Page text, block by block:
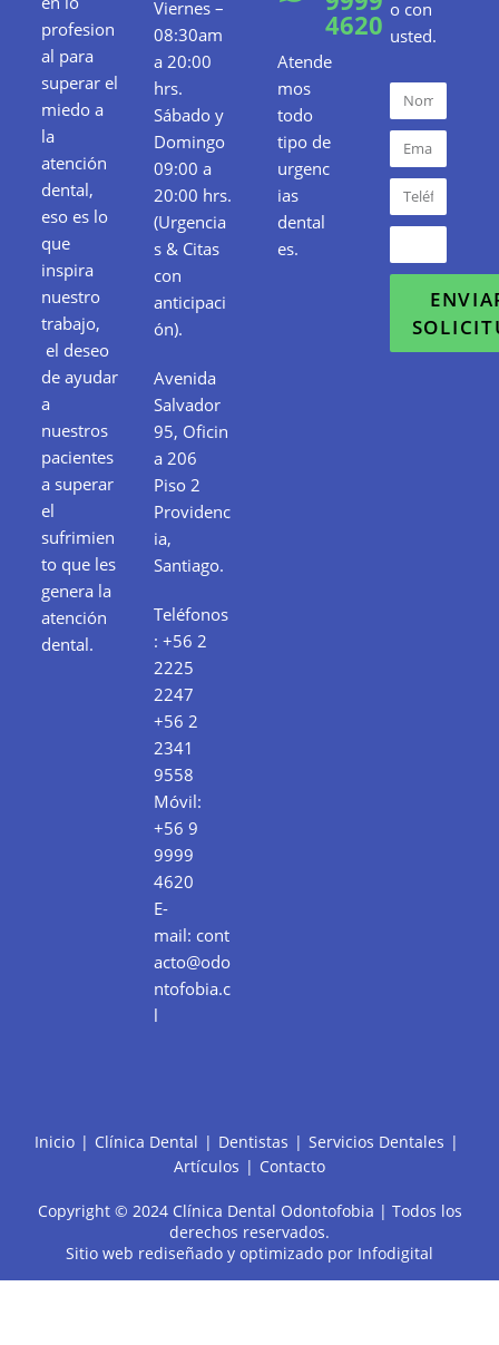
profesion
al para
superar el
miedo a
la
atención
dental,
eso es lo
que
inspira
nuestro
trabajo,
el deseo
de ayudar
a
nuestros
pacientes
a superar
el
sufrimien
to que les
genera la
atención
dental.
Viernes –
08:30am
a 20:00
hrs.
Sábado y
Domingo
09:00 a
20:00 hrs.
(Urgencia
s & Citas
con
anticipaci
ón).
Avenida
Salvador
95, Oficin
a 206
Piso 2
Providenc
ia,
Santiago.
Teléfonos
:+56 2
2225
2247
+56 2
2341
9558
Móvil:
+56 9
9999
4620
E-
mail: cont
acto@odo
ntofobia.c
l
4620
Atende
mos
todo
tipo de
urgenc
ias
dental
es.
o con
usted.
Inicio Clínica Dental Dentistas
Servicios Dentales
Artículos
Contacto
Copyright © 2024 Clínica Dental Odontofobia | Todos los
derechos reservados.
Sitio web rediseñado y optimizado por Infodigital